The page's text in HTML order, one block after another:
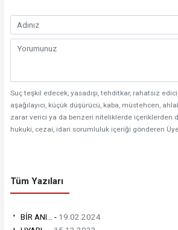
Suç teşkil edecek, yasadışı, tehditkar, rahatsız
aşağılayıcı, küçük düşürücü, kaba, müstehcen,
zarar verici ya da benzeri niteliklerde içeriklerden
hukuki, cezai, idari sorumluluk içeriği gönderen
Tüm Yazıları
BİR ANI... - 19.02.2024